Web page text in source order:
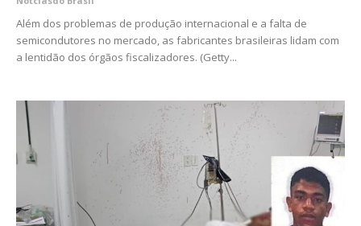
Além dos problemas de produção internacional e a falta de
semicondutores no mercado, as fabricantes brasileiras lidam com
a lentidão dos órgãos fiscalizadores. (Getty...